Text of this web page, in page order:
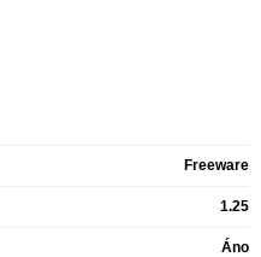
Freeware
1.25
Áno